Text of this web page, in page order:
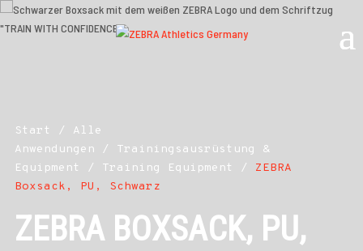
Start / Alle
Anwendungen / Trainingsausrüstung &
Equipment
/ Training Equipment / ZEBRA
Boxsack, PU, Schwarz
ZEBRA BOXSACK, PU,